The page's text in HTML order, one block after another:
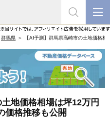
群馬県 【AI予測】群馬県高崎市の土地価格
地価格相場は坪12万円
価格推移も公開